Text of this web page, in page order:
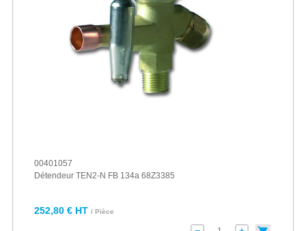
00401057
Détendeur TEN2-N FB 134a 68Z3385
252,80 € HT / Pièce